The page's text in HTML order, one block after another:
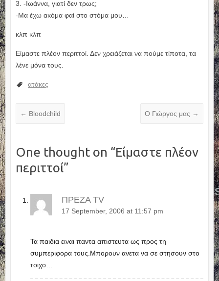
3. -Ιωάννα, γιατί δεν τρως;
-Μα έχω ακόμα φαί στο στόμα μου…
κλπ κλπ
Είμαστε πλέον περιττοί. Δεν χρειάζεται να πούμε τίποτα, τα
λένε μόνα τους.
ατάκες
← Bloodchild Ο Γιώργος μας →
One thought on “Είμαστε πλέον
περιττοί”
ΠΡΕΖΑ TV
17 September, 2006 at 11:57 pm
Τα παιδια ειναι παντα απιστευτα ως προς τη
συμπεριφορα τους.Μπορουν ανετα να σε στησουν στο
τοιχο…